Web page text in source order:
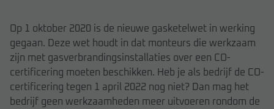
Op 1 oktober 2020 is de nieuwe gasketelwet in werking
gegaan. Deze wet houdt in dat monteurs die werkzaam
zijn met gasverbrandingsinstallaties over een CO-
certificering moeten beschikken. Heb je als bedrijf de CO-
certificering tegen 1 april 2022 nog niet? Dan mag het
bedrijf geen werkzaamheden meer uitvoeren rondom de